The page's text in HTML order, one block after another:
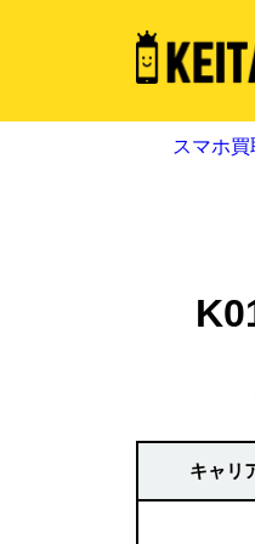
スマホ
キャリ